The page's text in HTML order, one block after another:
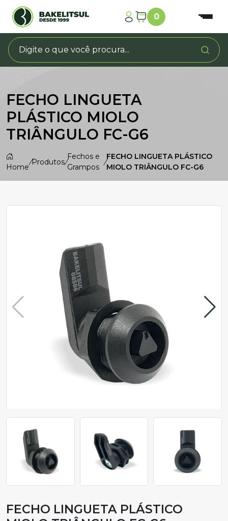
0
FECHO LINGUETA
PLÁSTICO MIOLO
TRIÂNGULO FC-G6
Home
/Produtos/
Fechos e
Grampos
/
FECHO LINGUETA PLÁSTICO
MIOLO TRIÂNGULO FC-G6
FECHO LINGUETA PLÁSTICO